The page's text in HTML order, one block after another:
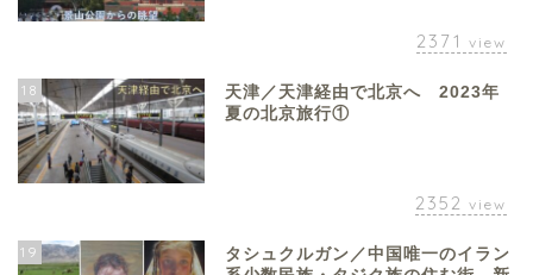
2371 view
18
天津／天津経由で北京へ 2023年
夏の北京旅行①
2352 view
19
タシュクルガン／中国唯一のイラン